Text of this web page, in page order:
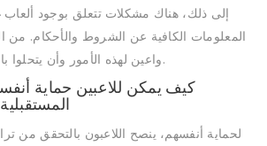
إلى ذلك، هناك مشكلات تتعلق بوجود ألعاب
المعلومات الكافية عن الشروط والأحكام. من
واعين لهذه الأمور وأن يتحلوا بالصبر عند التعامل معها.
كيف يمكن للاعبين حماية
لحماية أنفسهم، ينصح اللاعبون بالتحقق من